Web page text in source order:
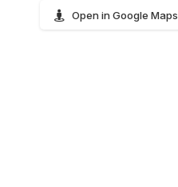
Open in Google Maps